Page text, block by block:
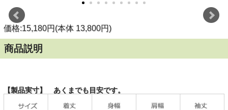
価格:15,180円(本体 13,800円)
商品説明
【製品実寸】 あくまでも目安です。